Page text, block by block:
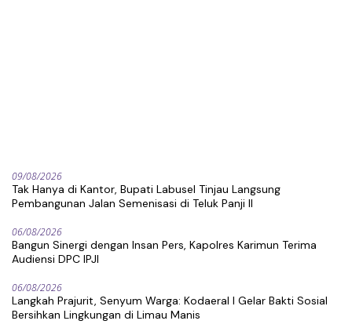
09/08/2026
Tak Hanya di Kantor, Bupati Labusel Tinjau Langsung
Pembangunan Jalan Semenisasi di Teluk Panji II
06/08/2026
Bangun Sinergi dengan Insan Pers, Kapolres Karimun Terima
Audiensi DPC IPJI
06/08/2026
Langkah Prajurit, Senyum Warga: Kodaeral I Gelar Bakti Sosial
Bersihkan Lingkungan di Limau Manis